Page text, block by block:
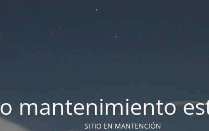
mantenimiento
SITIO EN MANTENCIÓN